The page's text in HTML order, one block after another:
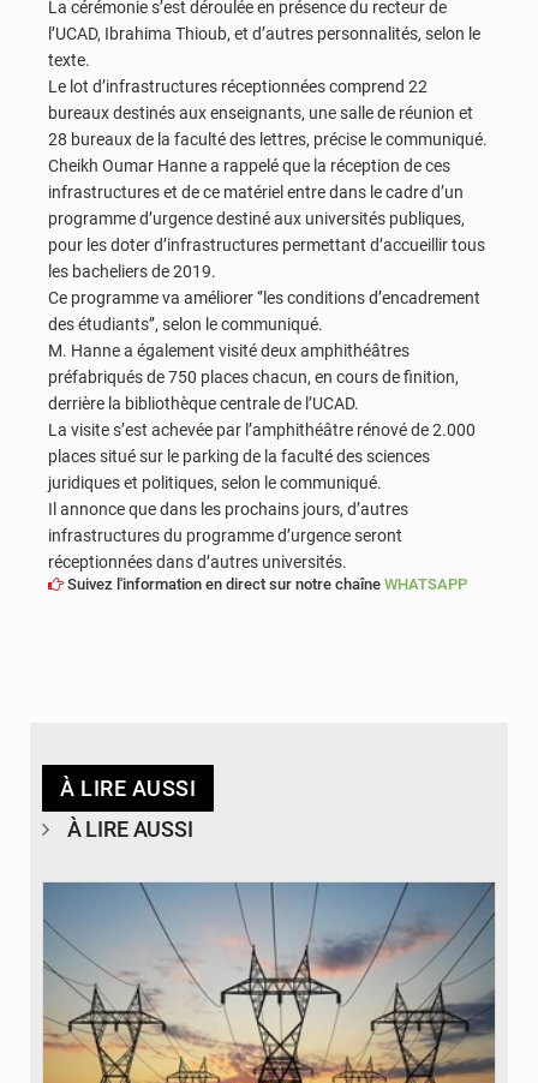
La cérémonie s’est déroulée en présence du recteur de
l’UCAD, Ibrahima Thioub, et d’autres personnalités, selon le
texte.
Le lot d’infrastructures réceptionnées comprend 22
bureaux destinés aux enseignants, une salle de réunion et
28 bureaux de la faculté des lettres, précise le communiqué.
Cheikh Oumar Hanne a rappelé que la réception de ces
infrastructures et de ce matériel entre dans le cadre d’un
programme d’urgence destiné aux universités publiques,
pour les doter d’infrastructures permettant d’accueillir tous
les bacheliers de 2019.
Ce programme va améliorer ‘’les conditions d’encadrement
des étudiants’’, selon le communiqué.
M. Hanne a également visité deux amphithéâtres
préfabriqués de 750 places chacun, en cours de finition,
derrière la bibliothèque centrale de l’UCAD.
La visite s’est achevée par l’amphithéâtre rénové de 2.000
places situé sur le parking de la faculté des sciences
juridiques et politiques, selon le communiqué.
Il annonce que dans les prochains jours, d’autres
infrastructures du programme d’urgence seront
réceptionnées dans d’autres universités.
Suivez l'information en direct sur notre chaîne WHATSAPP
À LIRE AUSSI
À LIRE AUSSI